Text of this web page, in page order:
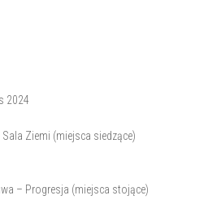
2024
Ziemi (miejsca siedzące)
– Progresja (miejsca stojące)